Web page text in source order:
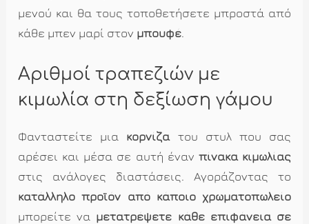
μενού και θα τους τοποθετήσετε μπροστά από
κάθε μπεν μαρί στον μπουφέ.
Αριθμοί τραπεζιών με
κιμωλία στη δεξίωση γάμου
Φανταστείτε μια κορνίζα του στυλ που σας
αρέσει και μέσα σε αυτή έναν πίνακα κιμωλίας
στις ανάλογες διαστάσεις. Αγοράζοντας το
κατάλληλο προϊόν από κάποιο χρωματοπωλείο
μπορείτε να μετατρέψετε κάθε επιφάνεια σε